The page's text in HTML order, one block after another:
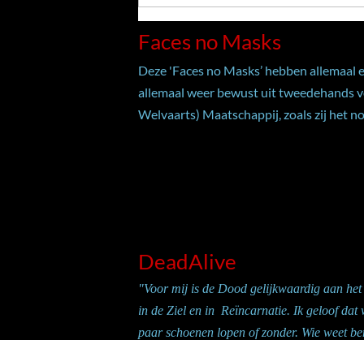
Faces no Masks
Deze 'Faces no Masks’ hebben
allemaal weer bewust uit tweedehands
Welvaarts) Maatschappij, zoals zij het
DeadAlive
"Voor mij is de Dood gelijkwaardig aan
in de Ziel en in Reïncarnatie. Ik geloof dat
paar schoenen lopen of zonder. Wie weet